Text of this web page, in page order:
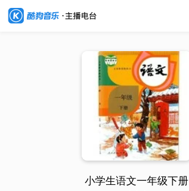
小学生语文一年级下册